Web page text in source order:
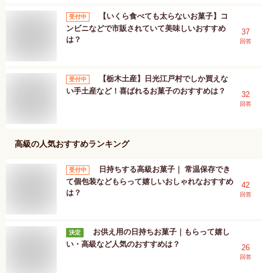
受付中
【いくら食べても太らないお菓子】コ
ンビニなどで市販されていて美味しいおすすめ
は？
37
回答
受付中
【栃木土産】日光江戸村でしか買えな
い手土産など！喜ばれるお菓子のおすすめは？
32
回答
高級の人気おすすめランキング
受付中
日持ちする高級お菓子｜ 常温保存でき
て個包装などもらって嬉しいおしゃれなおすすめ
は？
42
回答
決定
お供え用の日持ちお菓子｜もらって嬉し
い・高級など人気のおすすめは？
26
回答